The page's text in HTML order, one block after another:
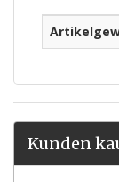
Kunden